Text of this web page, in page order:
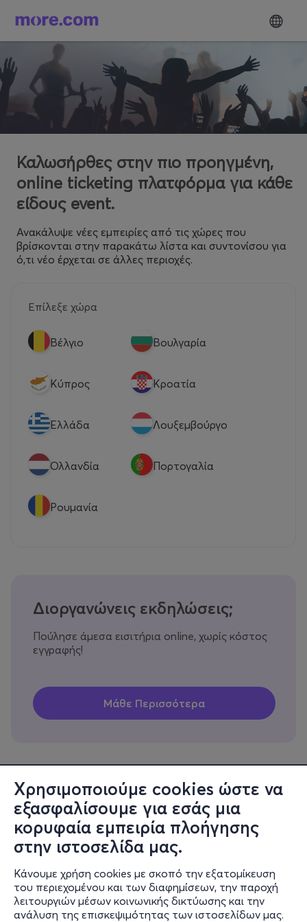
Χρησιμοποιούμε cookies ώστε να
εξασφαλίσουμε για εσάς μια
κορυφαία εμπειρία πλοήγησης
στην ιστοσελίδα μας.
Κάνουμε χρήση cookies με σκοπό την εξατομίκευση
του περιεχομένου και των διαφημίσεων, την παροχή
λειτουργιών μέσων κοινωνικής δικτύωσης και την
ανάλυση της επισκεψιμότητας των ιστοσελίδων μας.
Καλωσήρθες στην πιο προηγμένη,
online ticketing πλατφόρμα για κάθε
είδους event.
Ανακάλυψε νέες εμπειρίες από τις χώρες που
βρίσκονται στην παρακάτω λίστα και συντονίσου για
ό,τι νέο έρχεται σε άλλες περιοχές.
Επίλεξε χώρα
Βέλγιο Βουλγαρία
Κύπρος Κροατία
Eλλάδα Λουξεμβούργο
Ολλανδία Πορτογαλία
Ρουμανία
Διοργανώνεις εκδηλώσεις;
Πούλησε άμεσα εισιτήρια online, χωρίς κόστος
εγγραφής!
Πληροφορίες
Υποστήριξη
Stay Connected